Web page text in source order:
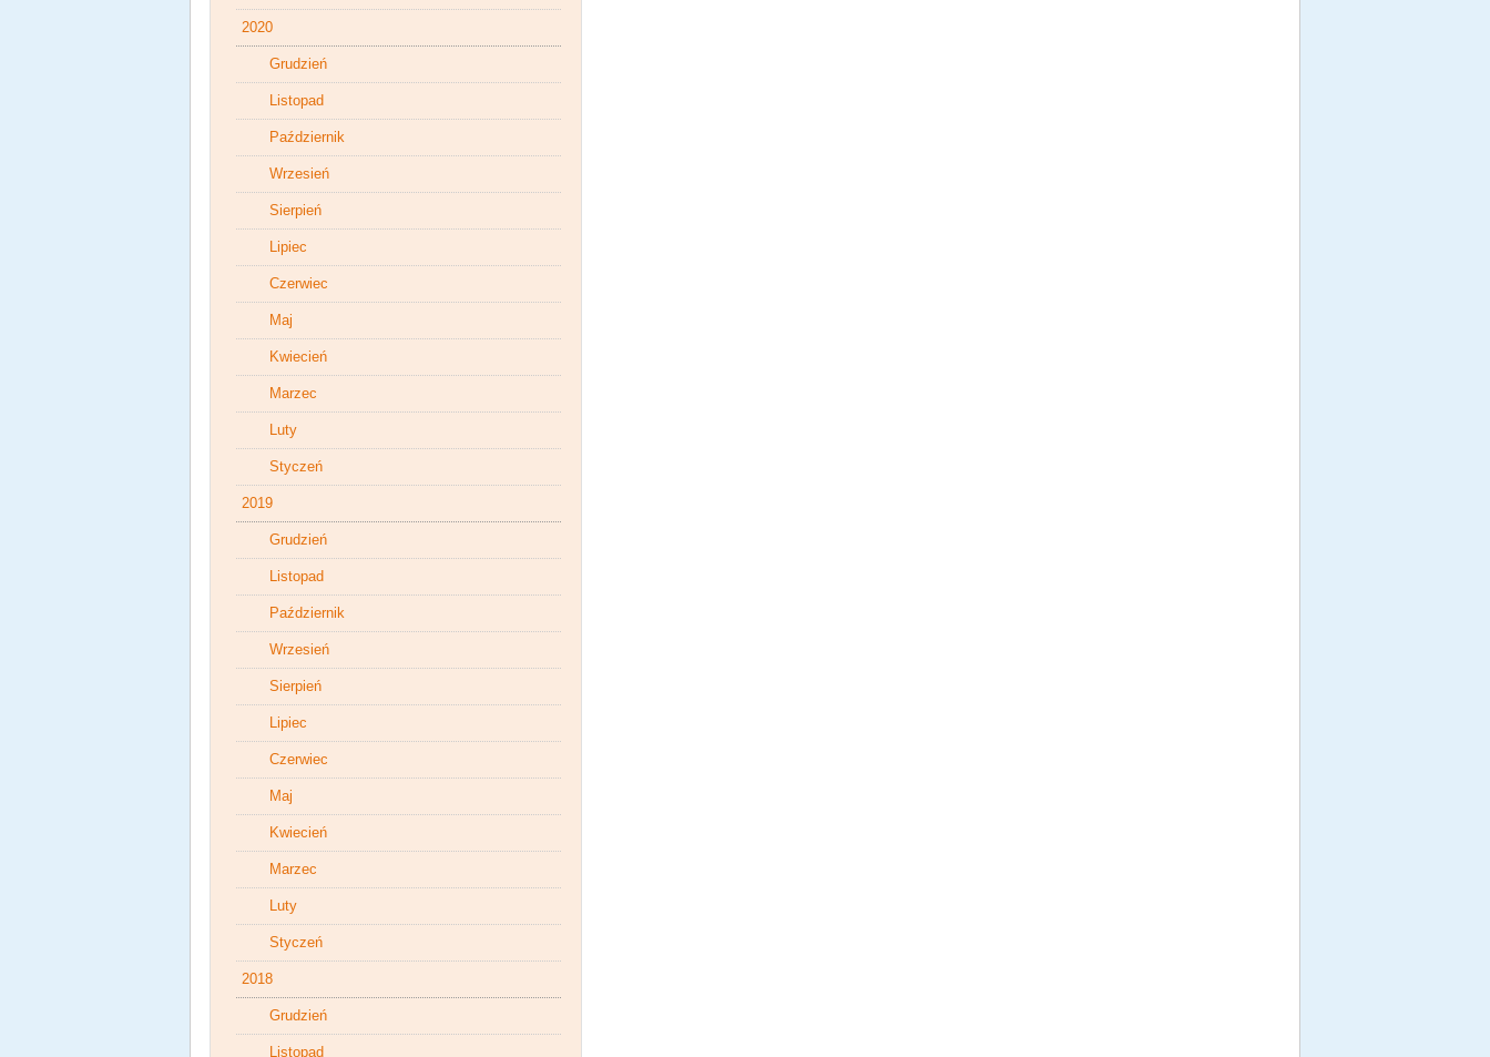
2020
Grudzień
Listopad
Październik
Wrzesień
Sierpień
Lipiec
Czerwiec
Maj
Kwiecień
Marzec
Luty
Styczeń
2019
Grudzień
Listopad
Październik
Wrzesień
Sierpień
Lipiec
Czerwiec
Maj
Kwiecień
Marzec
Luty
Styczeń
2018
Grudzień
Listopad